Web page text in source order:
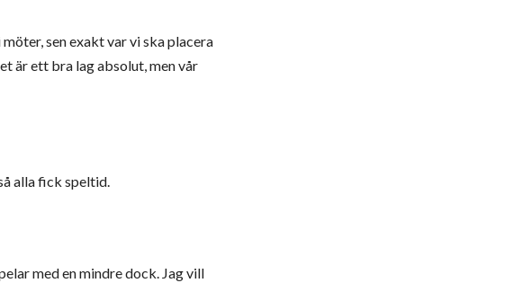
sen exakt var vi ska placera
är ett bra lag absolut, men vår
alla fick speltid.
med en mindre dock. Jag vill